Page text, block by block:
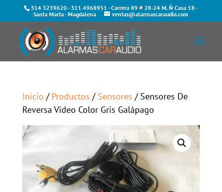
314 3239620- 311 4968951 - Carrera 89 # 28-24 M. Ñ Casa 18 -
Santa Marta - Magdalena
ventas@alarmascaraudio.com
Inicio / Productos / Sensores / Sensores De
Reversa Video Color Gris Galápago